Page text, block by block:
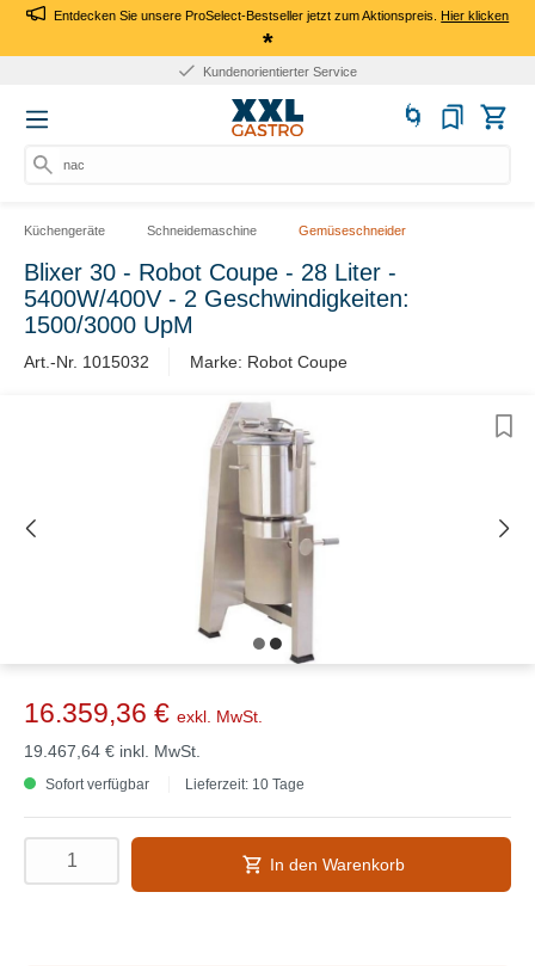
Entdecken Sie unsere ProSelect-Bestseller jetzt zum Aktionspreis.Hier klicken
*
Kundenorientierter Service
nach
Küchengeräte Schneidemaschine Gemüseschneider
Blixer 30 - Robot Coupe - 28 Liter -
5400W/400V - 2 Geschwindigkeiten:
1500/3000 UpM
Art.-Nr. 1015032 Marke: Robot Coupe
16.359,36 € exkl. MwSt.
19.467,64 € inkl. MwSt.
Sofort verfügbar Lieferzeit: 10 Tage
In den Warenkorb